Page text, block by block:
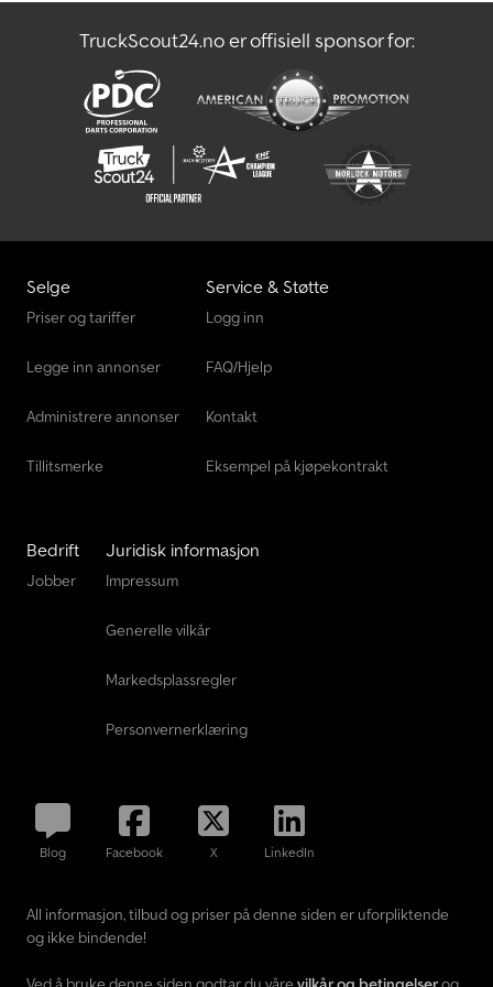
Sennebogen 355 E
Skrapbil
TruckScout24.no er offisiell sponsor for:
Selge
Priser og tariffer
Legge inn annonser
Administrere annonser
Tillitsmerke
Service & Støtte
Logg inn
FAQ/Hjelp
Kontakt
Eksempel på kjøpekontrakt
Bedrift
Jobber
Juridisk informasjon
Impressum
Generelle vilkår
Markedsplassregler
Personvernerklæring
Blog Facebook X LinkedIn
All informasjon, tilbud og priser på denne siden er uforpliktende
og ikke bindende!